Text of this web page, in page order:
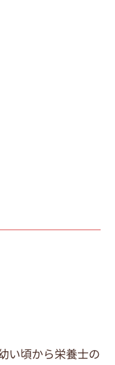
い頃から栄養士の